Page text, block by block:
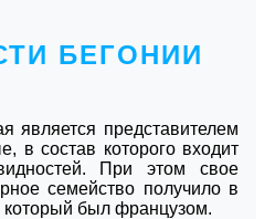
БЕГОНИИ
является представителем
в состав которого входит
При этом свое
семейство получило в
был французом.